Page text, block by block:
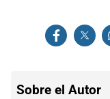
Sobre el Autor